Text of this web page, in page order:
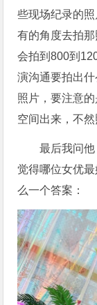
些现场纪录的
有的角度去拍
会拍到800到
演沟通要拍出
照片，要注意
空间出来，不
最后我问
觉得哪位女优
么一个答案：